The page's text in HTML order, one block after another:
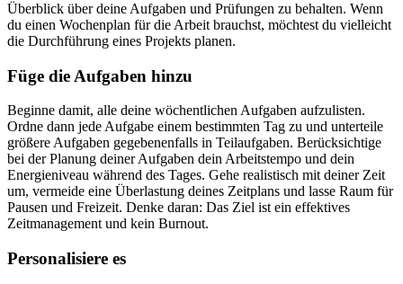
Überblick über deine Aufgaben und Prüfungen zu behalten. Wenn
du einen Wochenplan für die Arbeit brauchst, möchtest du vielleicht
die Durchführung eines Projekts planen.
Füge die Aufgaben hinzu
Beginne damit, alle deine wöchentlichen Aufgaben aufzulisten.
Ordne dann jede Aufgabe einem bestimmten Tag zu und unterteile
größere Aufgaben gegebenenfalls in Teilaufgaben. Berücksichtige
bei der Planung deiner Aufgaben dein Arbeitstempo und dein
Energieniveau während des Tages. Gehe realistisch mit deiner Zeit
um, vermeide eine Überlastung deines Zeitplans und lasse Raum für
Pausen und Freizeit. Denke daran: Das Ziel ist ein effektives
Zeitmanagement und kein Burnout.
Personalisiere es